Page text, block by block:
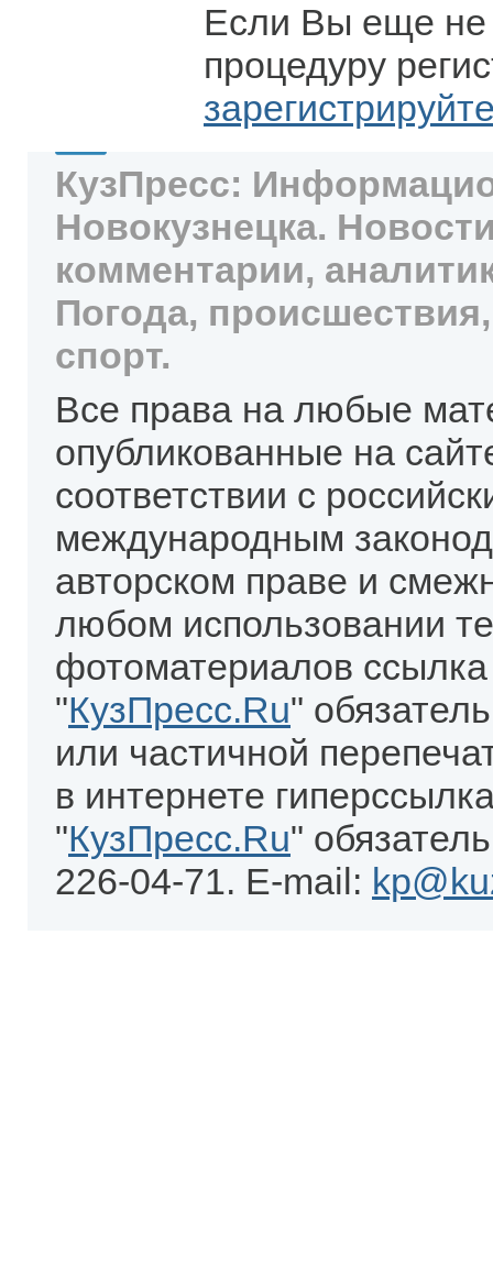
Если Вы еще не
процедуру
КузПресс:
Новокузнецка.
комментарии,
Погода,
спорт.
Все права на любые
опубликованные на
соответствии с
международным
авторском праве и
любом использовании
фотоматериалов
"КузПресс.Ru"
или частичной
в интернете
"КузПресс.Ru"
226-04-71. E-mail: